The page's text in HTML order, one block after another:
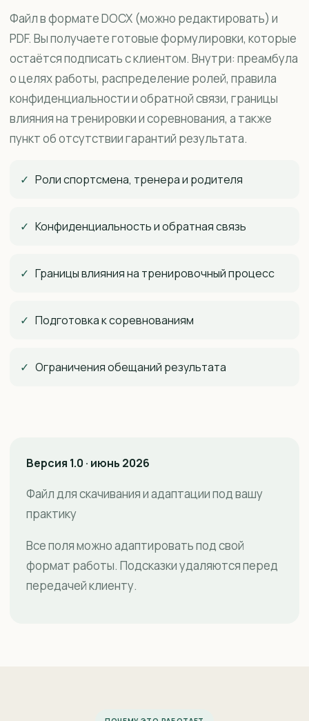
Файл в формате DOCX (можно редактировать) и
PDF. Вы получаете готовые формулировки, которые
остаётся подписать с клиентом. Внутри: преамбула
о целях работы, распределение ролей, правила
конфиденциальности и обратной связи, границы
влияния на тренировки и соревнования, а также
пункт об отсутствии гарантий результата.
✓ Роли спортсмена, тренера и родителя
✓ Конфиденциальность и обратная связь
✓ Границы влияния на тренировочный процесс
✓ Подготовка к соревнованиям
✓ Ограничения обещаний результата
Версия 1.0 · июнь 2026
Файл для скачивания и адаптации под вашу
практику
Все поля можно адаптировать под свой
формат работы. Подсказки удаляются перед
передачей клиенту.